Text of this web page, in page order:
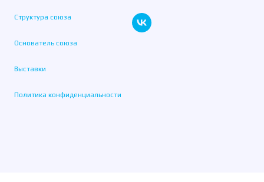
Структура союза
Основатель союза
Выставки
Политика конфиденциальности